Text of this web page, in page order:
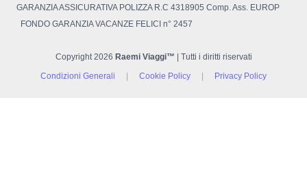
GARANZIA ASSICURATIVA POLIZZA R.C 4318905 Comp. Ass. EUROP
FONDO GARANZIA VACANZE FELICI n° 2457
Copyright 2026 Raemi Viaggi™ | Tutti i diritti riservati
Condizioni Generali
| Cookie Policy | Privacy Policy